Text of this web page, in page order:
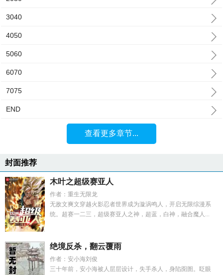
3040
4050
5060
6070
7075
END
查看更多章节...
封面推荐
木叶之超级赛亚人
作者：重生无限龙
无敌文爽文穿越火影忍者世界成为漩涡鸣人，开启无限综漫系
统。超赛一二三，超级赛亚人之神，超蓝，白神，融合魔人...
绝境反杀，翻云覆雨
作者：安小海刘俊
三十年前，安小海被人层层设计，失手杀人，身陷囹圄。眨眼